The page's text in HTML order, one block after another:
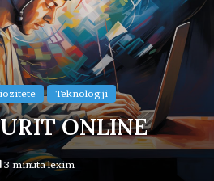
Teknologji
ONLINE
3 minuta lexim